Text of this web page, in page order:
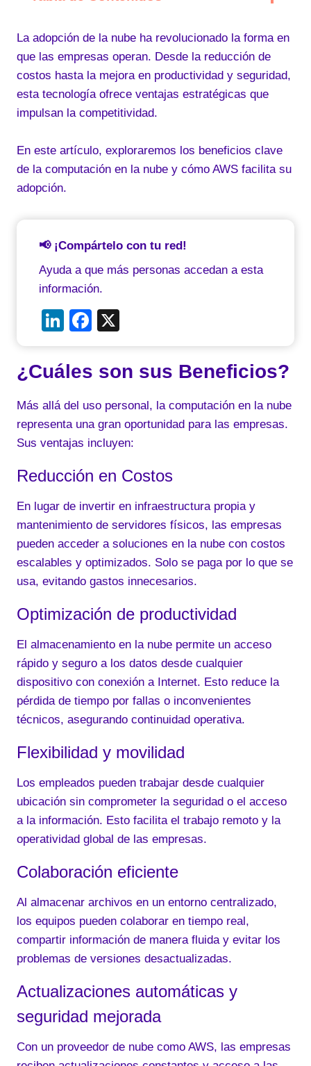
La adopción de la nube ha revolucionado la forma en
que las empresas operan. Desde la reducción de
costos hasta la mejora en productividad y seguridad,
esta tecnología ofrece ventajas estratégicas que
impulsan la competitividad.
En este artículo, exploraremos los beneficios clave
de la computación en la nube y cómo AWS facilita su
adopción.
📢 ¡Compártelo con tu red!
Ayuda a que más personas accedan a esta
información.
Li
n
k
dI
n
F
a
c
b
o
o
k
¿Cuáles son sus Beneficios?
Más allá del uso personal, la computación en la nube
representa una gran oportunidad para las empresas.
Sus ventajas incluyen:
Reducción en Costos
En lugar de invertir en infraestructura propia y
mantenimiento de servidores físicos, las empresas
pueden acceder a soluciones en la nube con costos
escalables y optimizados. Solo se paga por lo que se
usa, evitando gastos innecesarios.
Optimización de productividad
El almacenamiento en la nube permite un acceso
rápido y seguro a los datos desde cualquier
dispositivo con conexión a Internet. Esto reduce la
pérdida de tiempo por fallas o inconvenientes
técnicos, asegurando continuidad operativa.
Flexibilidad y movilidad
Los empleados pueden trabajar desde cualquier
ubicación sin comprometer la seguridad o el acceso
a la información. Esto facilita el trabajo remoto y la
operatividad global de las empresas.
Colaboración eficiente
Al almacenar archivos en un entorno centralizado,
los equipos pueden colaborar en tiempo real,
compartir información de manera fluida y evitar los
problemas de versiones desactualizadas.
Actualizaciones automáticas y
seguridad mejorada
Con un proveedor de nube como AWS, las empresas